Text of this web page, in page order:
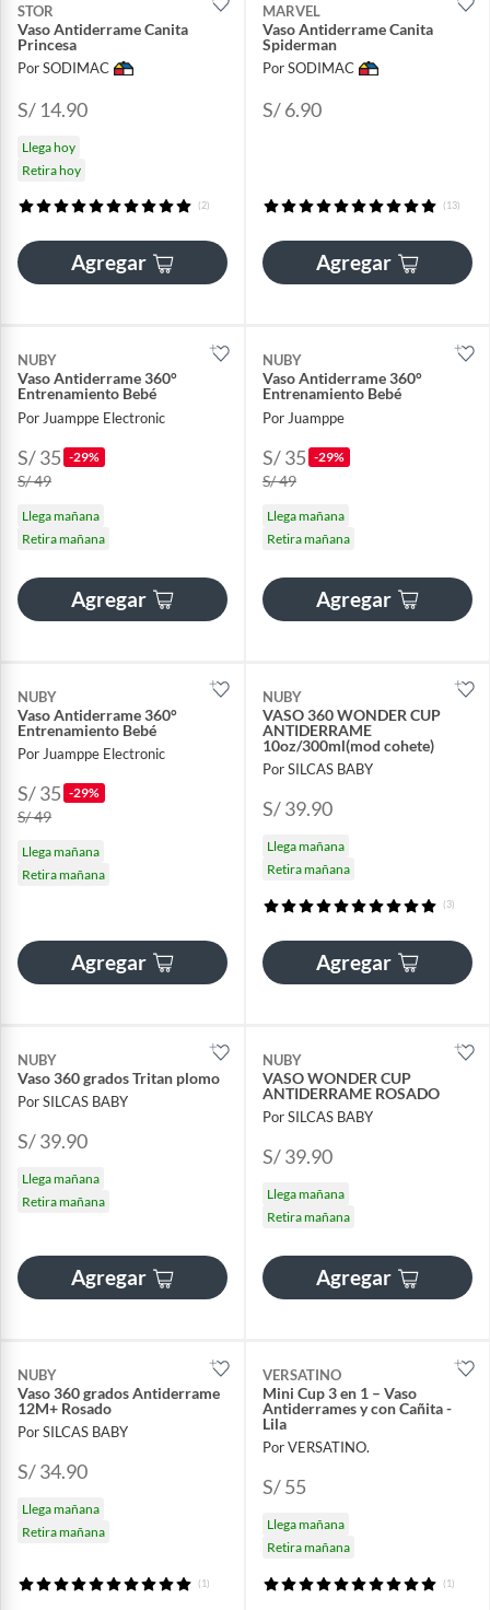
STOR
Vaso Antiderrame Canita
Princesa
Por SODIMAC
S/ 14.90
Llega hoy
Retira hoy
(2)
Agregar
MARVEL
Vaso Antiderrame Canita
Spiderman
Por SODIMAC
S/ 6.90
(13)
Agregar
NUBY
Vaso Antiderrame 360°
Entrenamiento Bebé
Por Juamppe Electronic
S/ 35 -29%
S/ 49
Llega mañana
Retira mañana
Agregar
NUBY
Vaso Antiderrame 360°
Entrenamiento Bebé
Por Juamppe
S/ 35 -29%
S/ 49
Llega mañana
Retira mañana
Agregar
NUBY
Vaso Antiderrame 360°
Entrenamiento Bebé
Por Juamppe Electronic
S/ 35 -29%
S/ 49
Llega mañana
Retira mañana
Agregar
NUBY
VASO 360 WONDER CUP
ANTIDERRAME
10oz/300ml(mod cohete)
Por SILCAS BABY
S/ 39.90
Llega mañana
Retira mañana
(3)
Agregar
NUBY
Vaso 360 grados Tritan plomo
Por SILCAS BABY
S/ 39.90
Llega mañana
Retira mañana
Agregar
NUBY
VASO WONDER CUP
ANTIDERRAME ROSADO
Por SILCAS BABY
S/ 39.90
Llega mañana
Retira mañana
Agregar
NUBY
Vaso 360 grados Antiderrame
12M+ Rosado
Por SILCAS BABY
S/ 34.90
Llega mañana
Retira mañana
(1)
VERSATINO
Mini Cup 3 en 1 – Vaso
Antiderrames y con Cañita -
Lila
Por VERSATINO.
S/ 55
Llega mañana
Retira mañana
(1)